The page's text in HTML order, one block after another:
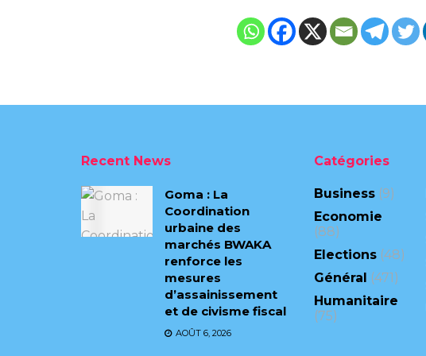
Recent News
Goma : La
Coordination
urbaine des
marchés BWAKA
renforce les
mesures
d’assainissement
et de civisme fiscal
AOÛT 6, 2026
Catégories
Business(9)
Economie
(88)
Elections(48)
Général (471)
Humanitaire
(75)